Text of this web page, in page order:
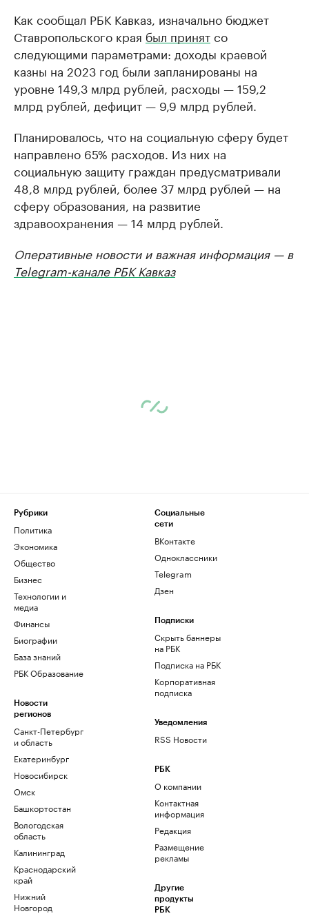
Как сообщал РБК Кавказ, изначально бюджет
Ставропольского края был принятсо
следующими параметрами: доходы краевой
казны на 2023 год были запланированы на
уровне 149,3 млрд рублей, расходы — 159,2
млрд рублей, дефицит — 9,9 млрд рублей.
Планировалось, что на социальную сферу будет
направлено 65% расходов. Из них на
социальную защиту граждан предусматривали
48,8 млрд рублей, более 37 млрд рублей — на
сферу образования, на развитие
здравоохранения — 14 млрд рублей.
Оперативные новости и важная информация — в
Telegram-канале РБК Кавказ
Рубрики
Политика
Экономика
Общество
Бизнес
Технологии и
медиа
Финансы
Биографии
База знаний
РБК Образование
Новости
регионов
Санкт-Петербург
и область
Екатеринбург
Новосибирск
Омск
Башкортостан
Вологодская
область
Калининград
Краснодарский
край
Нижний
Новгород
Социальные
сети
ВКонтакте
Одноклассники
Telegram
Дзен
Подписки
Скрыть баннеры
на РБК
Подписка на РБК
Корпоративная
подписка
Уведомления
RSS Новости
РБК
О компании
Контактная
информация
Редакция
Размещение
рекламы
Другие
продукты
РБК